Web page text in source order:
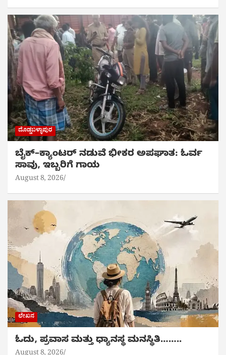
ದೊಡ್ಡಬಳ್ಳಾಪುರ
ಬೈಕ್‌–ಕ್ಯಾಂಟರ್ ನಡುವೆ ಭೀಕರ ಅಪಘಾತ: ಓರ್ವ
ಸಾವು, ಇಬ್ಬರಿಗೆ ಗಾಯ
August 8, 2026
ಲೇಖನ
ಓದು, ಪ್ರವಾಸ ಮತ್ತು ಧ್ಯಾನಸ್ಥ ಮನಸ್ಥಿತಿ……..